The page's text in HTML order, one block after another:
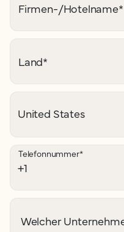
Firmen-/Hotelname*
Land*
Telefonnummer*
Welcher